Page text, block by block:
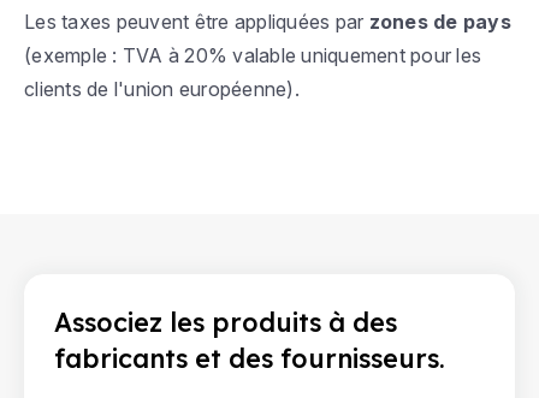
Les taxes peuvent être appliquées par zones de pays
(exemple : TVA à 20% valable uniquement pour les
clients de l'union européenne).
Associez les produits à des
fabricants et des fournisseurs.